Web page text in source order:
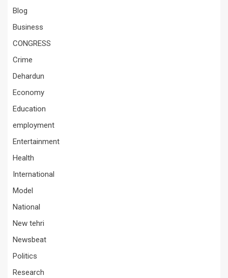
Blog
Business
CONGRESS
Crime
Dehardun
Economy
Education
employment
Entertainment
Health
International
Model
National
New tehri
Newsbeat
Politics
Research